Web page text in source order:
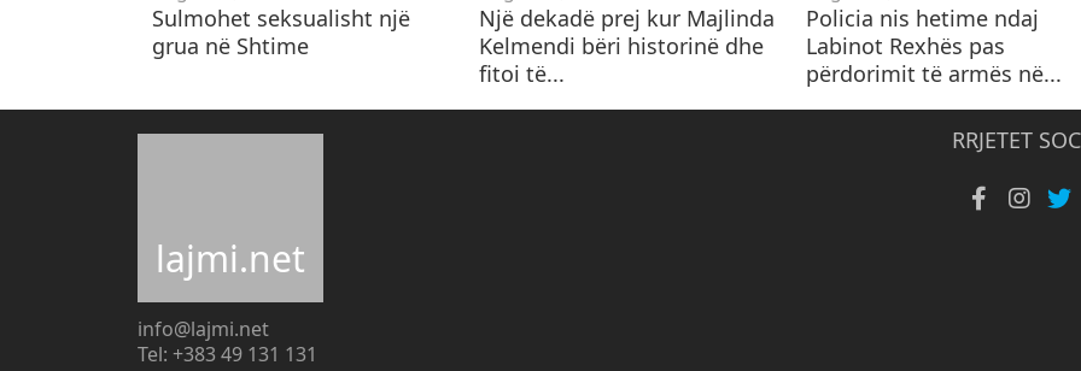
Sulmohet seksualisht një
grua në Shtime
​Një dekadë prej kur Majlinda
Kelmendi bëri historinë dhe
fitoi të...
Policia nis hetime ndaj
Labinot Rexhës pas
përdorimit të armës në...
lajmi.net
info@lajmi.net
Tel: +383 49 131 131
RRJETET